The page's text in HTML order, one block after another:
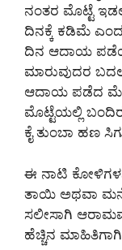
ನಂತರ ಮೊಟ್ಟೆ
ದಿನಕ್ಕೆ ಕಡಿಮೆ
ದಿನ ಆದಾಯ
ಮಾರುವುದರ
ಆದಾಯ ಪಡೆದ
ಮೊಟ್ಟೆಯಲ್ಲಿ
ಕೈ ತುಂಬಾ ಹಣ
ಈ ನಾಟಿ
ತಾಯಿ ಅಥವಾ
ಸಲೀಸಾಗಿ
ಹೆಚ್ಚಿನ